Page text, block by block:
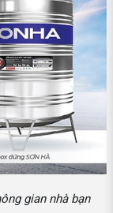
gian nhà bạn